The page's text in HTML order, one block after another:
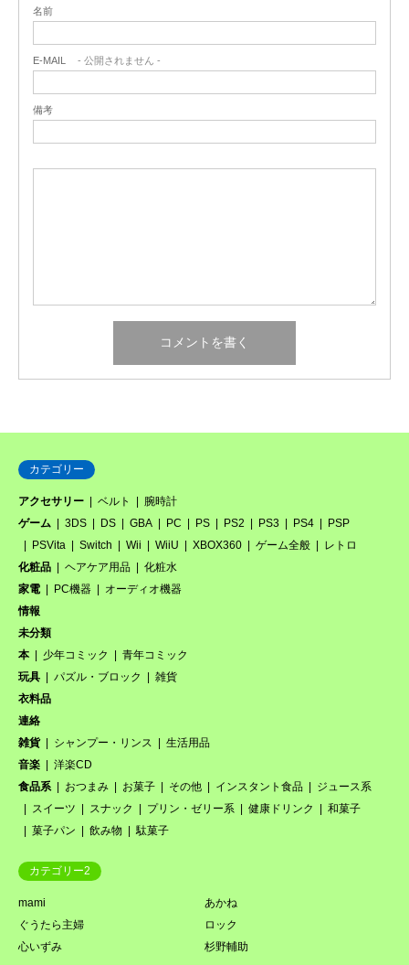
名前
E-MAIL - 公開されません -
備考
カテゴリー
アクセサリー ベルト
腕時計
ゲーム
3DS DS GBA PC PS PS2 PS3 PS4
PSP
PSVita
Switch Wii WiiU XBOX360 ゲーム全般
レトロ
化粧品
ヘアケア用品
化粧水
家電
PC機器
オーディオ機器
情報
未分類
本
少年コミック
青年コミック
玩具
パズル・ブロック
雑貨
衣料品
連絡
雑貨
シャンプー・リンス
生活用品
音楽
洋楽CD
食品系
おつまみ お菓子 その他 インスタント食品
ジュース系
スイーツ
スナック プリン・ゼリー系 健康ドリンク
和菓子
菓子パン
飲み物 駄菓子
カテゴリー2
mami
あかね
ぐうたら主婦
ロック
心いずみ
杉野輔助